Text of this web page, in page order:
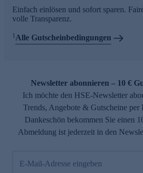
Einfach einlösen und sofort sparen.
volle Transparenz.
1Alle Gutscheinbedingungen
Newsletter abonnieren – 10 €
Ich möchte den HSE-Newsletter
Trends, Angebote & Gutscheine
Dankeschön bekommen Sie einen
Abmeldung ist jederzeit in den
E-Mail-Adresse eingeben